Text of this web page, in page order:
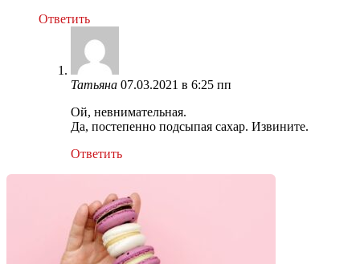
Ответить
Татьяна 07.03.2021 в 6:25 пп
Ой, невнимательная.
Да, постепенно подсыпая сахар. Извините.
Ответить